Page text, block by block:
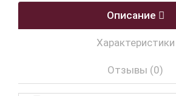
Описание
Характеристики
Отзывы (0)